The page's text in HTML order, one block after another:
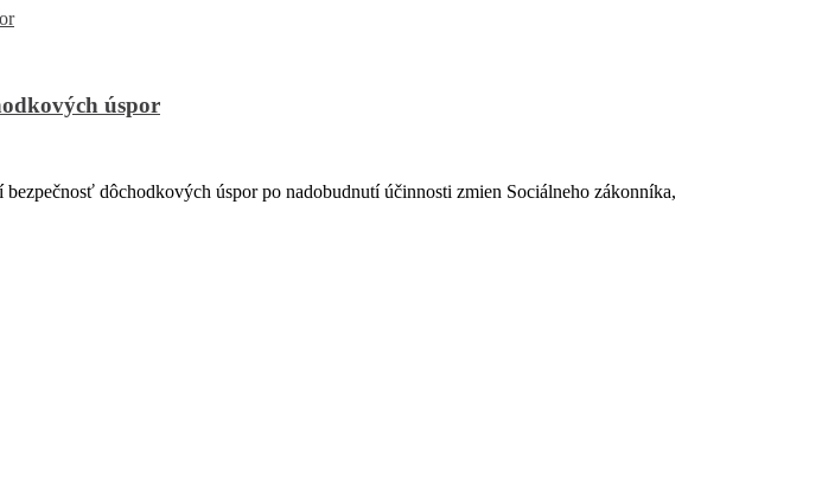
úspor
dôchodkových úspor po nadobudnutí účinnosti zmien Sociálneho zákonníka,